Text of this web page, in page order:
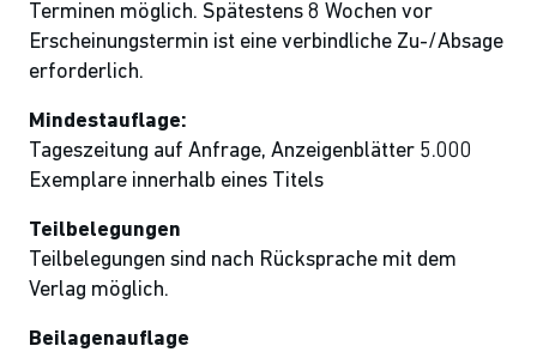
Terminen möglich. Spätestens 8 Wochen vor
Erscheinungstermin ist eine verbindliche Zu-/Absage
erforderlich.
Mindestauflage:
Tageszeitung auf Anfrage, Anzeigenblätter 5.000
Exemplare innerhalb eines Titels
Teilbelegungen
Teilbelegungen sind nach Rücksprache mit dem
Verlag möglich.
Beilagenauflage